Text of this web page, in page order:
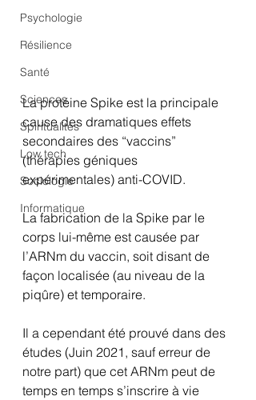
Psychologie
Résilience
Santé
Sciences
Spiritualités
Low tech
Sociologie
Informatique
La protéine Spike est la principale
cause des dramatiques effets
secondaires des “vaccins”
(thérapies géniques
expérimentales) anti-COVID.
La fabrication de la Spike par le
corps lui-même est causée par
l’ARNm du vaccin, soit disant de
façon localisée (au niveau de la
piqûre) et temporaire.
Il a cependant été prouvé dans des
études (Juin 2021, sauf erreur de
notre part) que cet ARNm peut de
temps en temps s’inscrire à vie